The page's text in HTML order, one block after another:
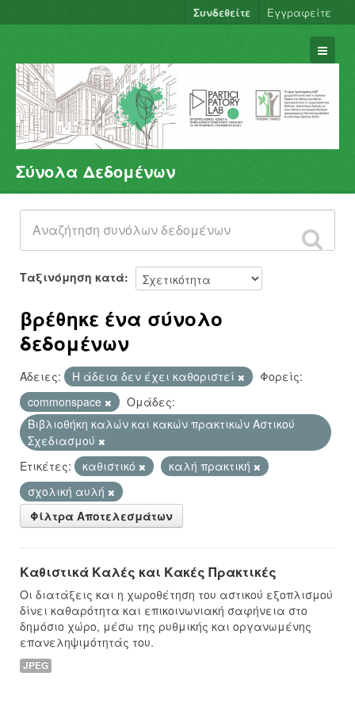
Συνδεθείτε Εγγραφείτε
Σύνολα Δεδομένων
Φορείς
Ομάδες
Σχετικά
Σύνολα Δεδομένων
Ταξινόμηση κατά
βρέθηκε ένα σύνολο
δεδομένων
Άδειες: Η άδεια δεν έχει καθοριστεί
Φορείς:
commonspace
Ομάδες:
Βιβλιοθήκη καλών και κακών πρακτικών Αστικού
Σχεδιασμού
Ετικέτες:
καθιστικό
καλή πρακτική
σχολική αυλή
Φίλτρα Αποτελεσμάτων
Καθιστικά Καλές και Κακές Πρακτικές
Οι διατάξεις και η χωροθέτηση του αστικού εξοπλισμού
δίνει καθαρότητα και επικοινωνιακή σαφήνεια στο
δημόσιο χώρο, μέσω της ρυθμικής και οργανωμένης
επανεληψιμότητάς του.
JPEG